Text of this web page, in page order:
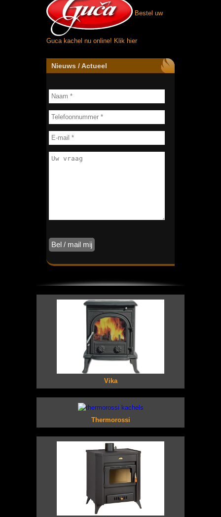
Bestel uw
Guca kachel nu online! Klik hier
Nieuws / Actueel
Vika
Thermorossi